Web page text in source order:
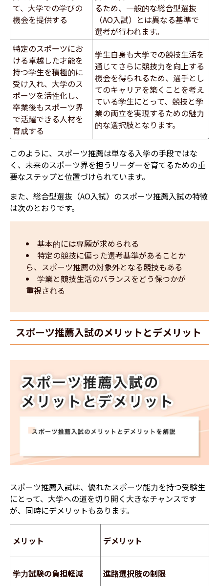
て、大学での学びの
機会を提供する
るため、一般的な総合型選抜
（AO入試）とは異なる基準で
選考が行われます。
特定のスポーツにお
ける卓越した才能を
持つ学生を積極的に
受け入れ、大学のス
ポーツを活性化し、
卒業後もスポーツ界
で活躍できる人材を
育成する
学生自身も大学での競技生活を
通じてさらに競技力を向上する
機会を得られるため、選手とし
てのキャリアを築くことを考え
ている学生にとって、競技と学
業の両立を実現するための魅力
的な選択肢となります。
このように、スポーツ推薦は単なる入学の手段ではな
く、未来のスポーツ界を担うリーダーを育てるための重
要なステップと位置づけられています。
また、総合型選抜（AO入試）のスポーツ推薦入試の特徴
は次のとおりです。
基本的には専願が求められる
特定の競技に偏った選考基準があることか
ら、スポーツ推薦の対象外となる競技もある
学業と競技生活のバランスをどう保つかが
重視される
スポーツ推薦入試のメリットとデメリット
スポーツ推薦入試は、優れたスポーツ能力を持つ受験生
にとって、大学への道を切り開く大きなチャンスです
が、同時にデメリットもあります。
メリット デメリット
学力試験の負担軽減
進路選択肢の制限